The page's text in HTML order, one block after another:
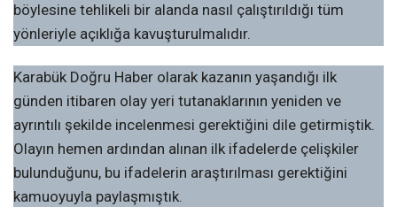
böylesine tehlikeli bir alanda nasıl çalıştırıldığı tüm
yönleriyle açıklığa kavuşturulmalıdır.
Karabük Doğru Haber olarak kazanın yaşandığı ilk
günden itibaren olay yeri tutanaklarının yeniden ve
ayrıntılı şekilde incelenmesi gerektiğini dile getirmiştik.
Olayın hemen ardından alınan ilk ifadelerde çelişkiler
bulunduğunu, bu ifadelerin araştırılması gerektiğini
kamuoyuyla paylaşmıştık.